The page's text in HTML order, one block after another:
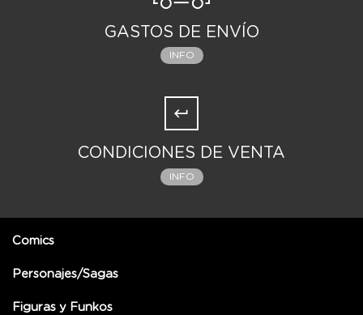
GASTOS DE ENVÍO
INFO
CONDICIONES DE VENTA
INFO
Comics
Personajes/Sagas
Figuras y Funkos